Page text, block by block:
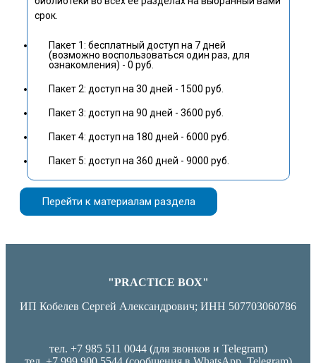
срок.
Пакет 1: бесплатный доступ на 7 дней
(возможно воспользоваться один раз, для
ознакомления) - 0 руб.
Пакет 2: доступ на 30 дней - 1500 руб.
Пакет 3: доступ на 90 дней - 3600 руб.
Пакет 4: доступ на 180 дней - 6000 руб.
Пакет 5: доступ на 360 дней - 9000 руб.
Перейти к материалам раздела
"PRACTICE BOX"
ИП Кобелев Сергей Александрович; ИНН 507703060786
тел. +7 985 511 0044 (для звонков и Telegram)